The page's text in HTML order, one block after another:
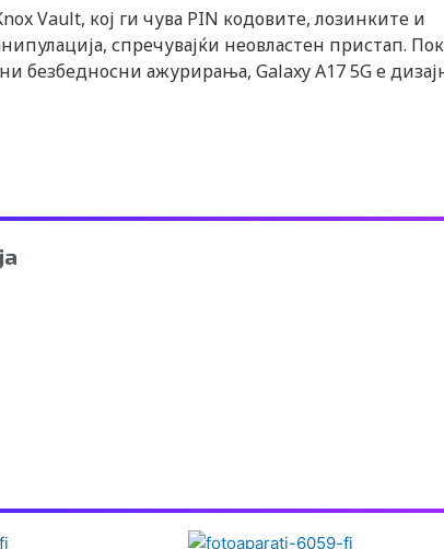
Vault, кој ги чува PIN кодовите, лозинките и
спречувајќи неовластен пристап.
безбедносни ажурирања, Galaxy A17 5G е